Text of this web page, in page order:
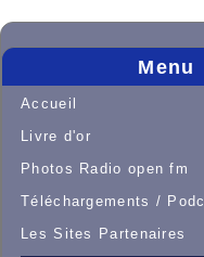
Menu
Accueil
Livre d'or
Photos Radio open fm
Téléchargements /
Les Sites Partenaires